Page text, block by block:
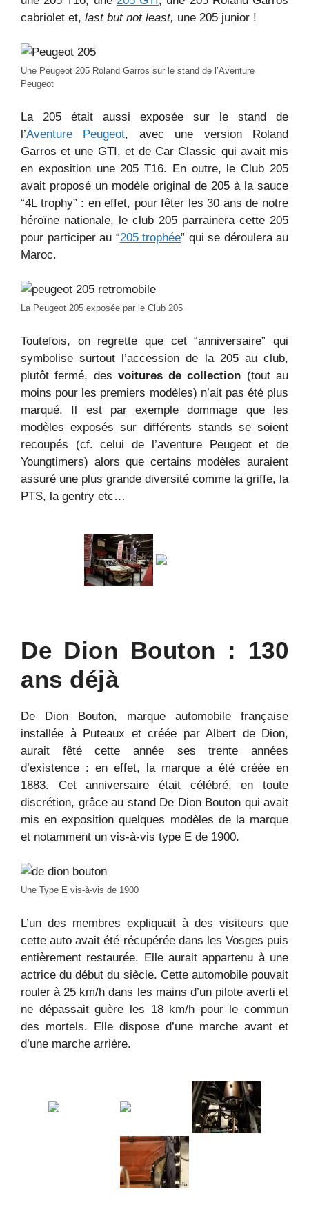
cabriolet et, last but not least, une 205 junior !
Une Peugeot 205 Roland Garros sur le stand de l’Aventure
Peugeot
La 205 était aussi exposée sur le stand de
l’Aventure Peugeot, avec une version Roland
Garros et une GTI, et de Car Classic qui avait mis
en exposition une 205 T16. En outre, le Club 205
avait proposé un modèle original de 205 à la sauce
“4L trophy” : en effet, pour fêter les 30 ans de notre
héroïne nationale, le club 205 parrainera cette 205
pour participer au “205 trophée” qui se déroulera au
Maroc.
La Peugeot 205 exposée par le Club 205
Toutefois, on regrette que cet “anniversaire” qui
symbolise surtout l’accession de la 205 au club,
plutôt fermé, des voitures de collection (tout au
moins pour les premiers modèles) n’ait pas été plus
marqué. Il est par exemple dommage que les
modèles exposés sur différents stands se soient
recoupés (cf. celui de l’aventure Peugeot et de
Youngtimers) alors que certains modèles auraient
assuré une plus grande diversité comme la griffe, la
PTS, la gentry etc…
De Dion Bouton : 130
ans déjà
De Dion Bouton, marque automobile française
installée à Puteaux et créée par Albert de Dion,
aurait fêté cette année ses trente années
d’existence : en effet, la marque a été créée en
1883. Cet anniversaire était célébré, en toute
discrétion, grâce au stand De Dion Bouton qui avait
mis en exposition quelques modèles de la marque
et notamment un vis-à-vis type E de 1900.
Une Type E vis-à-vis de 1900
L’un des membres expliquait à des visiteurs que
cette auto avait été récupérée dans les Vosges puis
entièrement restaurée. Elle aurait appartenu à une
actrice du début du siècle. Cette automobile pouvait
rouler à 25 km/h dans les mains d’un pilote averti et
ne dépassait guère les 18 km/h pour le commun
des mortels. Elle dispose d’une marche avant et
d’une marche arrière.